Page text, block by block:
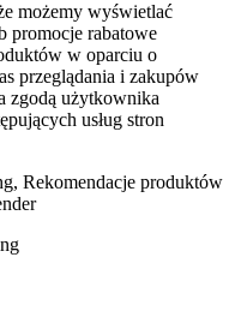
możemy wyświetlać
promocje rabatowe
w oparciu o
przeglądania i zakupów
zgodą użytkownika
usług stron
Rekomendacje produktów